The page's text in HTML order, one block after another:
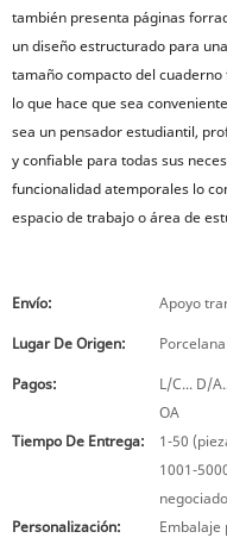
también presenta páginas
un diseño estructurado para
tamaño compacto del
lo que hace que sea
sea un pensador estudiantil,
y confiable para todas sus
funcionalidad atemporales lo
espacio de trabajo o área de
Envío:
Apoyo
Lugar De Origen:
Porcelana
Pagos:
L/C... D/
OA
Tiempo De Entrega:
1-50
1001-
Personalización:
Embalaje